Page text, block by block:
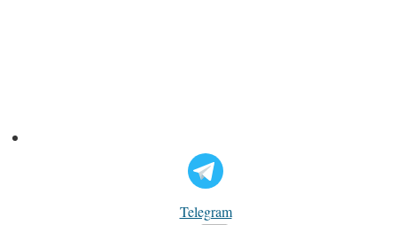
Telegram